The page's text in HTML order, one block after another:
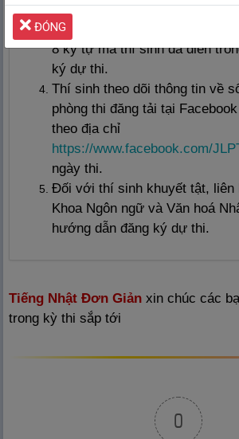
http://www.jlpt.jp/, thí sinh tra
bằng cáchnhập số báo danh và
8 ký tự mà thí sinh đã điền
ký dự thi.
Thí sinh theo dõi thông tin về
phòng thi đăng tải tại
theo địa chỉ
https://www.facebook.com/
ngày thi.
Đối với thí sinh khuyết tật, liên
Khoa Ngôn ngữ và Văn hoá
hướng dẫn đăng ký dự thi.
Tiếng Nhật Đơn Giản xin chúc các
trong kỳ thi sắp tới
0
ĐÓNG